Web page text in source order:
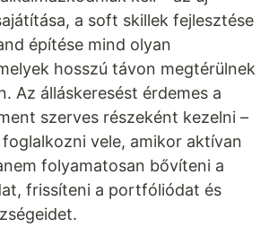
a soft skillek fejlesztése
építése mind olyan
hosszú távon megtérülnek
Az álláskeresést érdemes a
szerves részeként kezelni –
vele, amikor aktívan
folyamatosan bővíteni a
frissíteni a portfóliódat és